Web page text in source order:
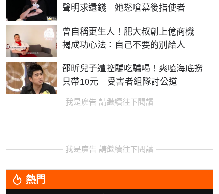
聲明求還錢 她怒嗆幕後指使者
曾自稱更生人！肥大叔創上億商機
揭成功心法：自己不要的別給人
邵昕兒子遭控騙吃騙喝！爽嗑海底撈
只帶10元 受害者組隊討公道
我是廣告 請繼續往下閱讀
我是廣告 請繼續往下閱讀
熱門